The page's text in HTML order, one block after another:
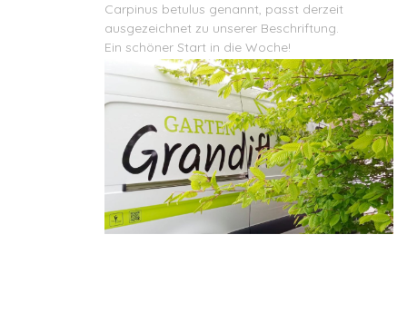
Carpinus betulus genannt, passt derzeit
ausgezeichnet zu unserer Beschriftung.
Ein schöner Start in die Woche!